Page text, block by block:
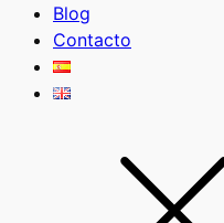
Blog
Contacto